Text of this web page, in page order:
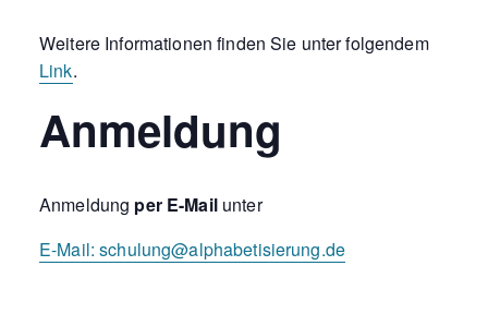
Weitere Informationen finden Sie unter folgendem
Link.
Anmeldung
Anmeldung per E-Mailunter
E-Mail:schulung@alphabetisierung.de